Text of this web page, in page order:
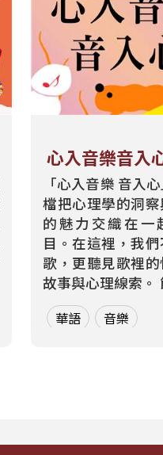
心入音樂音入
「心入音樂 音入
檔把心理學的洞
的魅力交織在一
目。在這裡，我
歌，更聽見歌裡
故事與心理線索。 節目從
心理學的角度出
聽眾探索音樂如
舞、想流淚...
華語 音樂